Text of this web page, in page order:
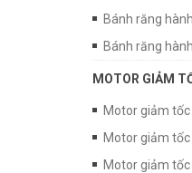
Bánh răng
Bánh răng
MOTOR GIẢM
Motor giảm tốc
Motor giảm
Motor giảm tốc